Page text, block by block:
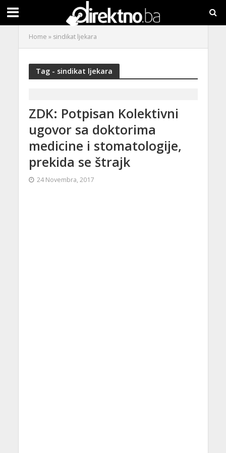
Home » sindikat ljekara
Tag - sindikat ljekara
ZDK: Potpisan Kolektivni
ugovor sa doktorima
medicine i stomatologije,
prekida se štrajk
24 Novembra, 2017